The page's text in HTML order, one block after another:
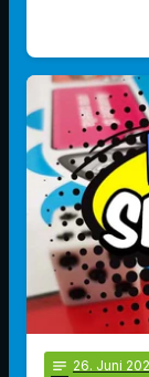
notes 26. Juni